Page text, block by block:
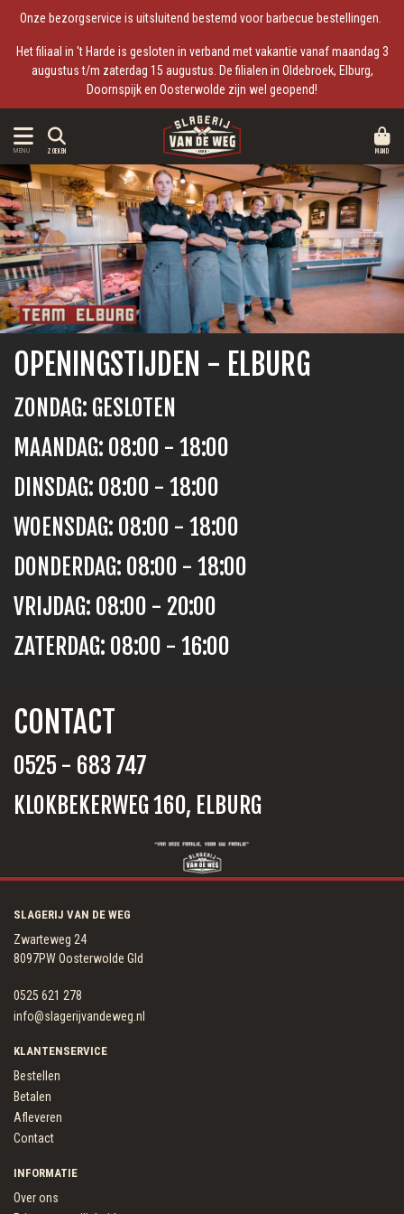
Onze bezorgservice is uitsluitend bestemd voor barbecue bestellingen.
Het filiaal in 't Harde is gesloten in verband met vakantie vanaf maandag 3
augustus t/m zaterdag 15 augustus. De filialen in Oldebroek, Elburg,
Doornspijk en Oosterwolde zijn wel geopend!
MENU ZOEKEN MAND
OPENINGSTIJDEN - ELBURG
ZONDAG: GESLOTEN
MAANDAG: 08:00 - 18:00
DINSDAG: 08:00 - 18:00
WOENSDAG: 08:00 - 18:00
DONDERDAG: 08:00 - 18:00
VRIJDAG: 08:00 - 20:00
ZATERDAG: 08:00 - 16:00
CONTACT
0525 - 683 747
KLOKBEKERWEG 160, ELBURG
SLAGERIJ VAN DE WEG
Zwarteweg 24
8097PW Oosterwolde Gld
0525 621 278
info@slagerijvandeweg.nl
KLANTENSERVICE
Bestellen
Betalen
Afleveren
Contact
INFORMATIE
Over ons